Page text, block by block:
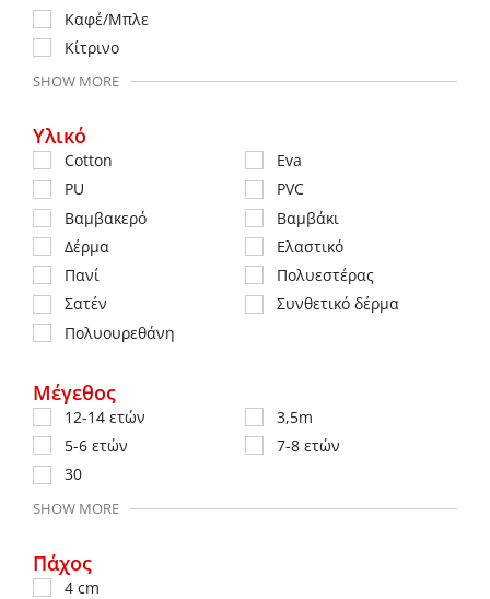
Καφέ/Μπλε
Κίτρινο
SHOW MORE
Υλικό
Cotton
Eva
PU
PVC
Βαμβακερό
Βαμβάκι
Δέρμα
Ελαστικό
Πανί
Πολυεστέρας
Σατέν
Συνθετικό δέρμα
Πολυουρεθάνη
Μέγεθος
12-14 ετών
3,5m
5-6 ετών
7-8 ετών
30
SHOW MORE
Πάχος
4 cm